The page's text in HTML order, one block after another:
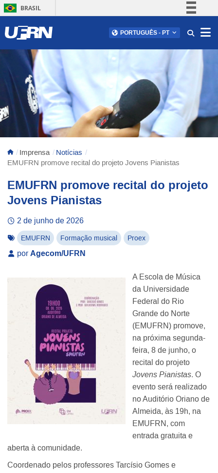
BRASIL
Comunica BR
Acesso à informação
Legislação
Canais
PORTUGUÊS - PT
Imprensa
Notícias
EMUFRN promove recital do projeto Jovens Pianistas
EMUFRN promove recital do projeto
Jovens Pianistas
2 de junho de 2026
EMUFRN Formação musical Proex
por Agecom/UFRN
A Escola de Música
da Universidade
Federal do Rio
Grande do Norte
(EMUFRN) promove,
na próxima segunda-
feira, 8 de junho, o
recital do projeto
Jovens Pianistas. O
evento será realizado
no Auditório Oriano de
Almeida, às 19h, na
EMUFRN, com
entrada gratuita e
aberta à comunidade.
Coordenado pelos professores Tarcísio Gomes e